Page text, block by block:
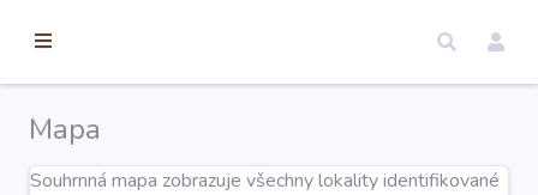
Úvod
Mapa
Souhrnná mapa zobrazuje všechny lokality identifikované